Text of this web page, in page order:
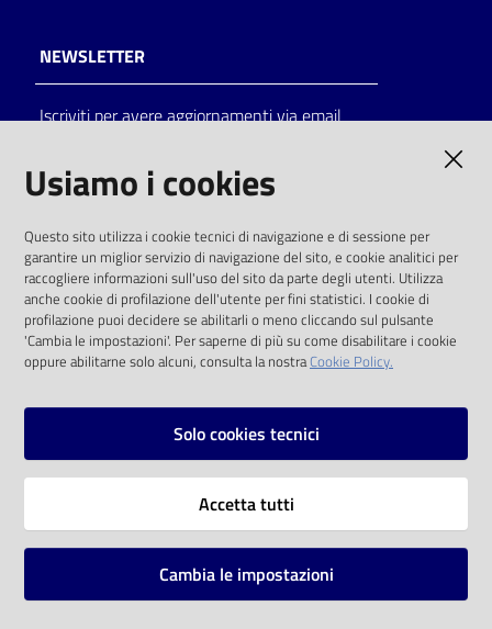
Catalogo
on line
Eventi
Chiedi al
bibliotecario
NEWSLETTER
Iscriviti per avere aggiornamenti via email
solo alle condizioni previste dalla direttiva
comunitaria 2003/98/CE e dal d.lgs. 36/2006
SOCIAL
Instagram
Vai alla pagina
Mappa del sito
Usiamo i cookies
Questo sito utilizza i cookie tecnici di navigazione e di sessione per
garantire un miglior servizio di navigazione del sito, e cookie analitici per
raccogliere informazioni sull'uso del sito da parte degli utenti. Utilizza
anche cookie di profilazione dell'utente per fini statistici. I cookie di
profilazione puoi decidere se abilitarli o meno cliccando sul pulsante
'Cambia le impostazioni'. Per saperne di più su come disabilitare i cookie
oppure abilitarne solo alcuni, consulta la nostraCookie Policy.
Solo cookies tecnici
Accetta tutti
Cambia le impostazioni